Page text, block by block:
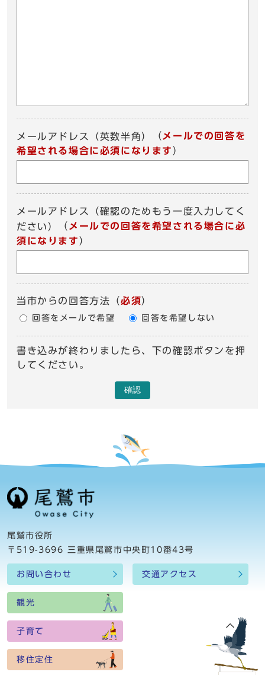
メールアドレス（英数半角） （ メールでの回答を
希望される場合に必須になります ）
メールアドレス（確認のためもう一度入力してく
ださい）
（ メールでの回答を希望される場合に必
須になります ）
当市からの回答方法 （必須）
回答をメールで希望 回答を希望しない
書き込みが終わりましたら、下の確認ボタンを押
してください。
確認
尾鷲市役所
〒519-3696 三重県尾鷲市中央町10番43号
お問い合わせ 交通アクセス
観光
子育て
移住定住